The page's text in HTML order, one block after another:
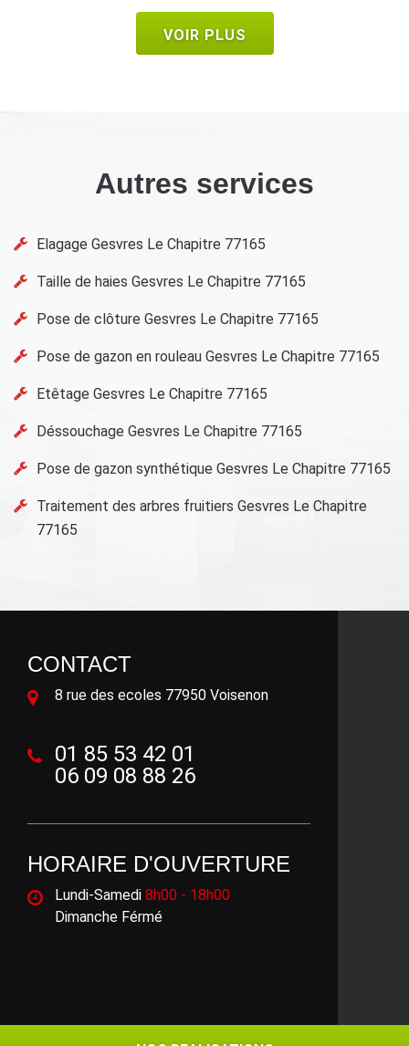
VOIR PLUS
Autres services
Elagage Gesvres Le Chapitre 77165
Taille de haies Gesvres Le Chapitre 77165
Pose de clôture Gesvres Le Chapitre 77165
Pose de gazon en rouleau Gesvres Le Chapitre 77165
Etêtage Gesvres Le Chapitre 77165
Déssouchage Gesvres Le Chapitre 77165
Pose de gazon synthétique Gesvres Le Chapitre 77165
Traitement des arbres fruitiers Gesvres Le Chapitre
77165
CONTACT
8 rue des ecoles 77950 Voisenon
01 85 53 42 01
06 09 08 88 26
HORAIRE D'OUVERTURE
Lundi-Samedi 8h00 - 18h00
Dimanche Férmé